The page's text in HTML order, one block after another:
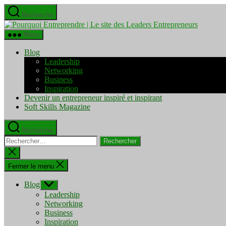
Aller
au
contenu
Recherche
Pourquoi
Menu
Blog
Leadership
Networking
Business
Inspiration
Devenir un entrepreneur inspiré et inspirant
Soft Skills Magazine
Recherche
Rechercher :
Fermer
la
recherche
Fermer le menu
Blog Afficher
le
sous-
menu
Leadership
Networking
Business
Inspiration